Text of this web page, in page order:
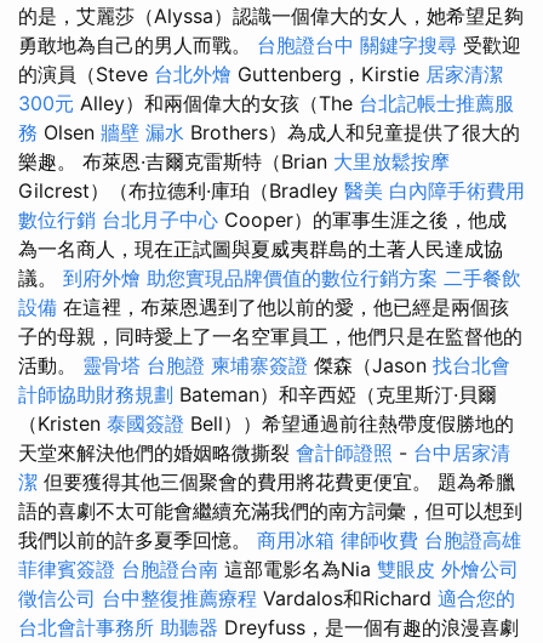
的是，艾麗莎（Alyssa）認識一個偉大的女人，她希望足夠
勇敢地為自己的男人而戰。 台胞證台中 關鍵字搜尋 受歡迎
的演員（Steve 台北外燴 Guttenberg，Kirstie 居家清潔
300元 Alley）和兩個偉大的女孩（The 台北記帳士推薦服
務 Olsen 牆壁 漏水 Brothers）為成人和兒童提供了很大的
樂趣。 布萊恩·吉爾克雷斯特（Brian 大里放鬆按摩
Gilcrest）（布拉德利·庫珀（Bradley 醫美 白內障手術費用
數位行銷 台北月子中心 Cooper）的軍事生涯之後，他成
為一名商人，現在正試圖與夏威夷群島的土著人民達成協
議。 到府外燴 助您實現品牌價值的數位行銷方案 二手餐飲
設備 在這裡，布萊恩遇到了他以前的愛，他已經是兩個孩
子的母親，同時愛上了一名空軍員工，他們只是在監督他的
活動。 靈骨塔 台胞證 柬埔寨簽證 傑森（Jason 找台北會
計師協助財務規劃 Bateman）和辛西婭（克里斯汀·貝爾
（Kristen 泰國簽證 Bell））希望通過前往熱帶度假勝地的
天堂來解決他們的婚姻略微撕裂 會計師證照 - 台中居家清
潔 但要獲得其他三個聚會的費用將花費更便宜。 題為希臘
語的喜劇不太可能會繼續充滿我們的南方詞彙，但可以想到
我們以前的許多夏季回憶。 商用冰箱 律師收費 台胞證高雄
菲律賓簽證 台胞證台南 這部電影名為Nia 雙眼皮 外燴公司
徵信公司 台中整復推薦療程 Vardalos和Richard 適合您的
台北會計事務所 助聽器 Dreyfuss，是一個有趣的浪漫喜劇